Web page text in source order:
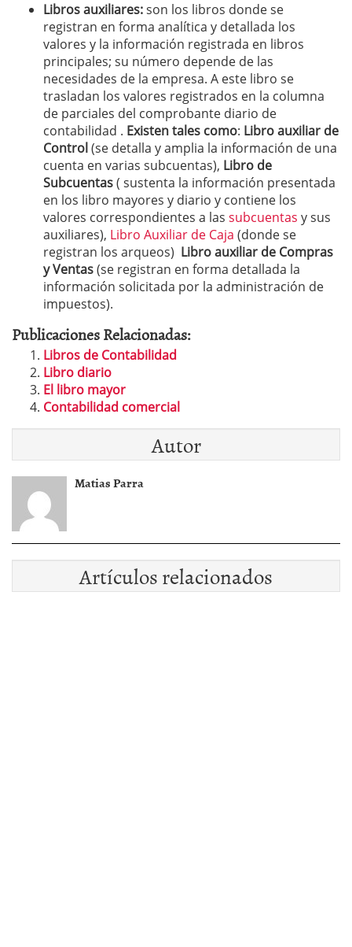
Libros auxiliares:son los libros donde se
registran en forma analítica y detallada los
valores y la información registrada en libros
principales; su número depende de las
necesidades de la empresa. A este libro se
trasladan los valores registrados en la columna
de parciales del comprobante diario de
contabilidad . Existen tales como: Libro auxiliar de
Control(se detalla y amplia la información de una
cuenta en varias subcuentas), Libro de
Subcuentas( sustenta la información presentada
en los libro mayores y diario y contiene los
valores correspondientes a las subcuentas y sus
auxiliares), Libro Auxiliar de Caja (donde se
registran los arqueos) Libro auxiliar de Compras
y Ventas(se registran en forma detallada la
información solicitada por la administración de
impuestos).
Publicaciones Relacionadas:
Libros de Contabilidad
Libro diario
El libro mayor
Contabilidad comercial
Autor
Matias Parra
Artículos relacionados